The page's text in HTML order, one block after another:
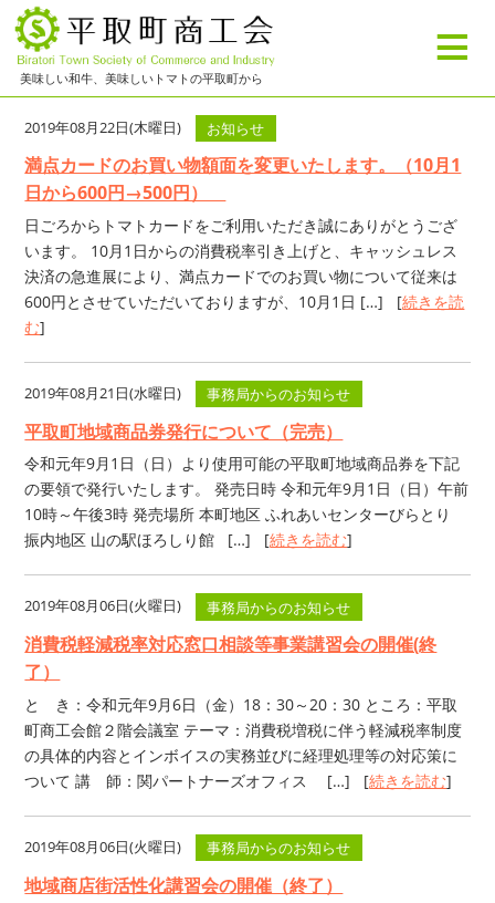
美味しい和牛、美味しいトマトの平取町から ≡
2019年08月22日(木曜日) お知らせ
満点カードのお買い物額面を変更いたします。（10月1
日から600円→500円）
日ごろからトマトカードをご利用いただき誠にありがとうござ
います。 10月1日からの消費税率引き上げと、キャッシュレス
決済の急進展により、満点カードでのお買い物について従来は
600円とさせていただいておりますが、10月1日 […] [続きを読
む]
2019年08月21日(水曜日) 事務局からのお知らせ
平取町地域商品券発行について（完売）
令和元年9月1日（日）より使用可能の平取町地域商品券を下記
の要領で発行いたします。 発売日時 令和元年9月1日（日）午前
10時～午後3時 発売場所 本町地区 ふれあいセンターびらとり
振内地区 山の駅ほろしり館 […] [続きを読む]
2019年08月06日(火曜日) 事務局からのお知らせ
消費税軽減税率対応窓口相談等事業講習会の開催(終
了）
と き：令和元年9月6日（金）18：30～20：30 ところ：平取
町商工会館２階会議室 テーマ：消費税増税に伴う軽減税率制度
の具体的内容とインボイスの実務並びに経理処理等の対応策に
ついて 講 師：関パートナーズオフィス […] [続きを読む]
2019年08月06日(火曜日) 事務局からのお知らせ
地域商店街活性化講習会の開催（終了）